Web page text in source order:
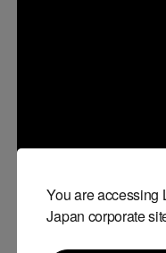
You are accessing
Japan corporate